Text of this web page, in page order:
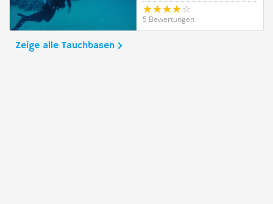
5 Bewertungen
Zeige alle Tauchbasen